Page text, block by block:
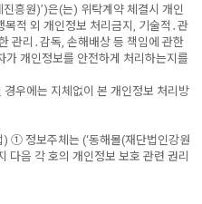
흥원)’)은(는) 위탁계약 체결시 개인
적 외 개인정보 처리금지, 기술적․관
관리․감독, 손해배상 등 책임에 관한
가 개인정보를 안전하게 처리하는지를
우에는 지체없이 본 개인정보 처리방
① 정보주체는 (‘동해몰(재단법인강원
다음 각 호의 개인정보 보호 관련 권리